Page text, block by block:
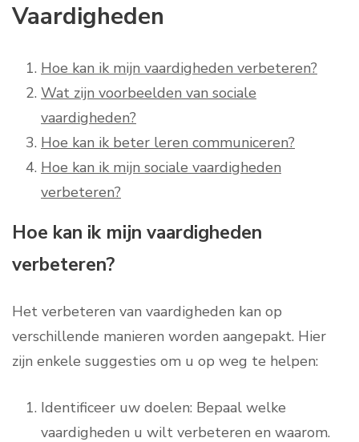
Vaardigheden
Hoe kan ik mijn vaardigheden verbeteren?
Wat zijn voorbeelden van sociale
vaardigheden?
Hoe kan ik beter leren communiceren?
Hoe kan ik mijn sociale vaardigheden
verbeteren?
Hoe kan ik mijn vaardigheden
verbeteren?
Het verbeteren van vaardigheden kan op
verschillende manieren worden aangepakt. Hier
zijn enkele suggesties om u op weg te helpen:
Identificeer uw doelen: Bepaal welke
vaardigheden u wilt verbeteren en waarom.